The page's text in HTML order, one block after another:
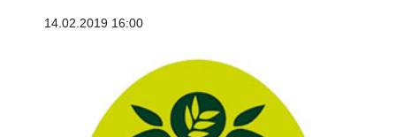
14.02.2019 16:00